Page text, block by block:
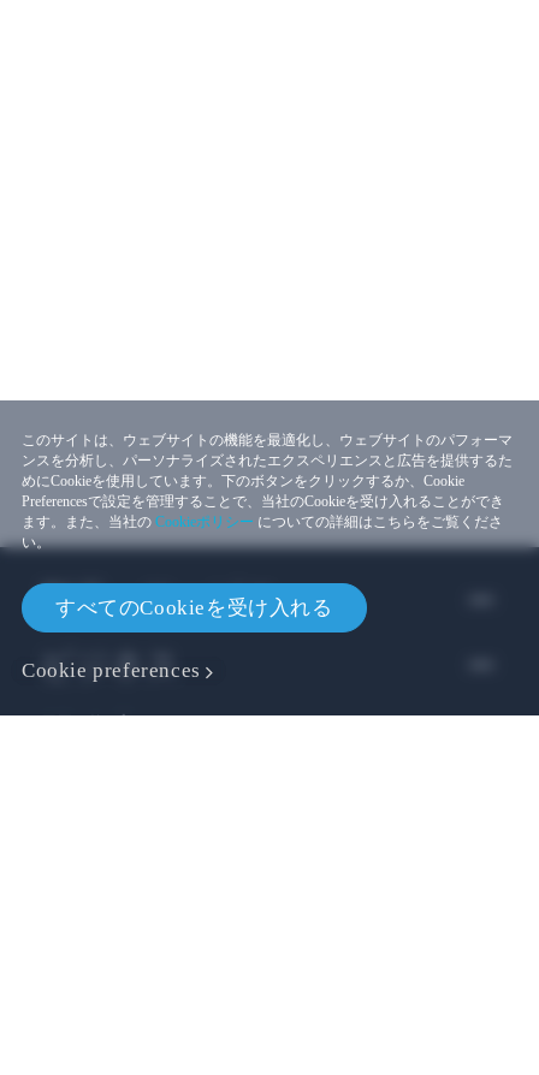
このサイトは、ウェブサイトの機能を最適化し、ウェブサイトのパフォーマ
ンスを分析し、パーソナライズされたエクスペリエンスと広告を提供するた
めにCookieを使用しています。下のボタンをクリックするか、Cookie
Preferencesで設定を管理することで、当社のCookieを受け入れることができ
ます。また、当社の Cookieポリシー についての詳細はこちらをご覧くださ
い。
すべてのCookieを受け入れる
Cookie preferences
製品・サービス
ビジネス